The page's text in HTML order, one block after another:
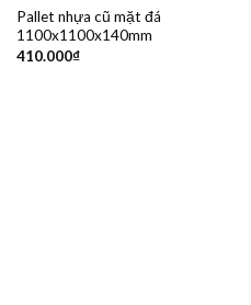
Pallet nhựa cũ mặt đá
1100x1100x140mm
410.000₫